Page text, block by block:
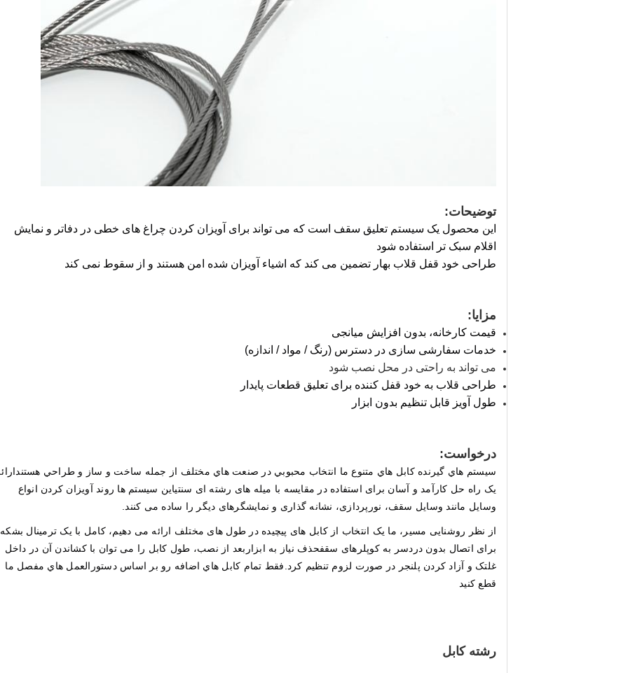
توضیحات:
این محصول یک سیستم تعلیق سقف است که می تواند برای آویزان کردن چراغ های خطی در دفاتر و نمایش
اقلام سبک تر استفاده شود
طراحی خود قفل قلاب بهار تضمین می کند که اشیاء آویزان شده امن هستند و از سقوط نمی کند
مزایا:
قیمت کارخانه، بدون افزایش میانجی
خدمات سفارشی سازی در دسترس (رنگ / مواد / اندازه)
می تواند به راحتی در محل نصب شود
طراحی قلاب به خود قفل کننده برای تعلیق قطعات پایدار
طول آویز قابل تنظیم بدون ابزار
درخواست:
سيستم هاي گيرنده کابل هاي متنوع ما انتخاب محبوبي در صنعت هاي مختلف از جمله ساخت و ساز و طراحي
یک راه حل کارآمد و آسان برای استفاده در مقایسه با میله های رشته ای سنتیاین سیستم ها روند آویزان کردن انواع
وسایل مانند وسایل سقف، نورپردازی، نشانه گذاری و نمایشگرهای دیگر را ساده می کنند.
از نظر روشنایی مسیر، ما یک انتخاب از کابل های پیچیده در طول های مختلف ارائه می دهیم، کامل با یک ترمینال بشکه
برای اتصال بدون دردسر به کوپلرهای سقفحذف نیاز به ابزاربعد از نصب، طول کابل را می توان با کشاندن آن در داخل
غلتک و آزاد کردن پلنجر در صورت لزوم تنظیم کرد.فقط تمام کابل هاي اضافه رو بر اساس دستورالعمل هاي مفصل ما
قطع کنيد
رشته کابل